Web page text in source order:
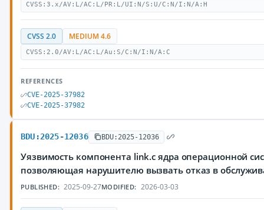
CVSS:3.x/AV:L/AC:L/PR:L/UI:N/S:U/C:N/I:N/A:H
CVSS 2.0 MEDIUM 4.6
CVSS:2.0/AV:L/AC:L/Au:S/C:N/I:N/A:C
REFERENCES
CVE-2025-37982
CVE-2025-37982
BDU:2025-12036 BDU:2025-12036
Уязвимость компонента link.c ядра операционной
позволяющая нарушителю вызвать отказ в
PUBLISHED: 2025-09-27MODIFIED: 2026-03-03